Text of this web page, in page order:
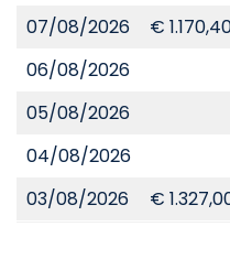
07/08/2026
€
06/08/2026
05/08/2026
04/08/2026
03/08/2026
€